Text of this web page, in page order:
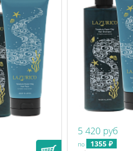
5 420 руб
по 1355 ₽